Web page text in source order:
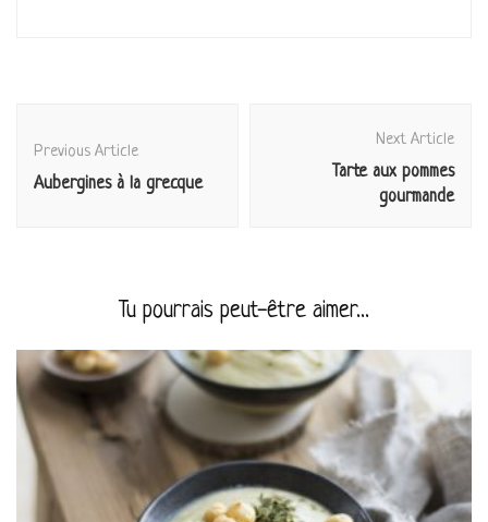
Navigation
Previous Article
Aubergines à la grecque
Next Article
Tarte aux pommes
gourmande
Tu pourrais peut-être aimer...